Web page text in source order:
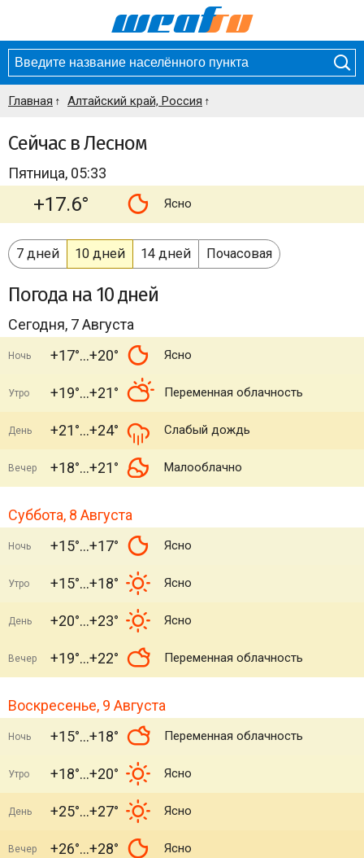
Главная Алтайский край, Россия
Сейчас в Лесном
Пятница, 05:33
+17.6° Ясно
7 дней 10 дней 14 дней Почасовая
Погода на 10 дней
Сегодня, 7 Августа
Ночь +17° +20° Ясно
Утро +19° +21° Переменная облачность
День +21° +24° Слабый дождь
Вечер +18° +21° Малооблачно
Суббота, 8 Августа
Ночь +15° +17° Ясно
Утро +15° +18° Ясно
День +20° +23° Ясно
Вечер +19° +22° Переменная облачность
Воскресенье, 9 Августа
Ночь +15° +18° Переменная облачность
Утро +18° +20° Ясно
День +25° +27° Ясно
Вечер +26° +28° Ясно